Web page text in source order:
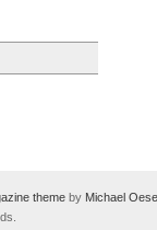
theme by Michael